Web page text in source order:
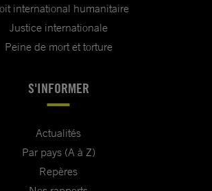
international humanitaire
Justice internationale
Peine de mort et torture
S'INFORMER
Actualités
Par pays (A à Z)
Repères